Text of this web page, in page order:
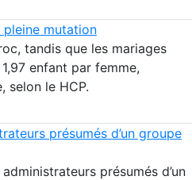
pleine mutation
tandis que les mariages
enfant par femme,
selon le HCP.
présumés d’un groupe
présumés d’un